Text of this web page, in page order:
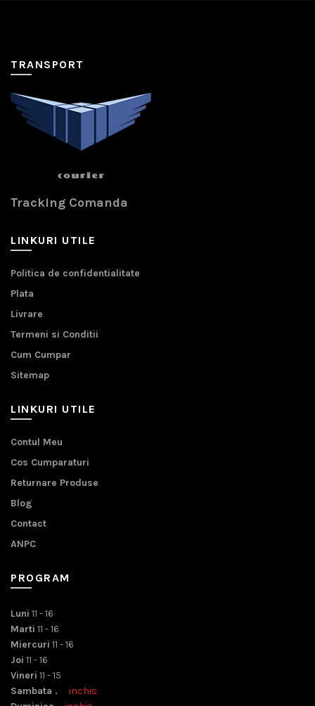
TRANSPORT
Tracking Comanda
LINKURI UTILE
Politica de confidentialitate
Plata
Livrare
Termeni si Conditii
Cum Cumpar
Sitemap
LINKURI UTILE
Contul Meu
Cos Cumparaturi
Returnare Produse
Blog
Contact
ANPC
PROGRAM
Luni 11 - 16
Marti 11 - 16
Miercuri 11 - 16
Joi 11 - 16
Vineri 11 - 15
Sambata . inchis